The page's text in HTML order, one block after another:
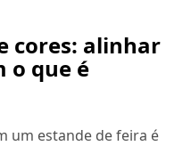
cores: alinhar
o que é
um estande de feira é